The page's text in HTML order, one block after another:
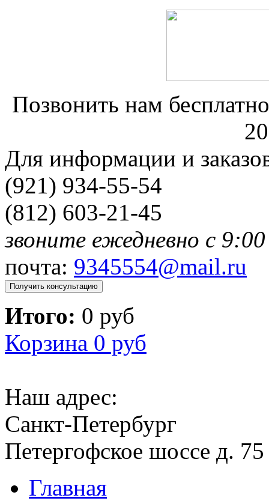
Позвонить нам
Для информации и
(921) 934-55-54
(812) 603-21-45
звоните ежедневно с
почта: 9345554@mail.ru
Получить консультацию
Итого: 0 руб
Корзина 0 руб
Наш адрес:
Санкт-Петербург
Петергофское шоссе д. 75
Главная